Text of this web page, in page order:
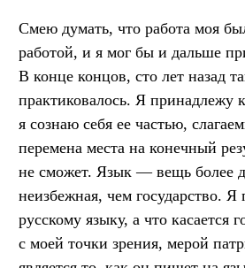
Смею думать, что работа моя
работой, и я мог бы и дальше
В конце концов, сто лет назад
практиковалось. Я принадлежу
я сознаю себя ее частью,
перемена места на конечный
не сможет. Язык — вещь более
неизбежная, чем государство. Я
русскому языку, а что касается
с моей точки зрения, мерой